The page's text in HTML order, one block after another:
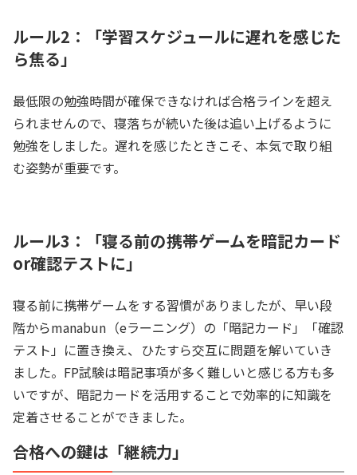
ルール2：「学習スケジュールに遅れを感じた
ら焦る」
最低限の勉強時間が確保できなければ合格ラインを超え
られませんので、寝落ちが続いた後は追い上げるように
勉強をしました。遅れを感じたときこそ、本気で取り組
む姿勢が重要です。
ルール3：「寝る前の携帯ゲームを暗記カード
or確認テストに」
寝る前に携帯ゲームをする習慣がありましたが、早い段
階からmanabun（eラーニング）の「暗記カード」「確認
テスト」に置き換え、ひたすら交互に問題を解いていき
ました。FP試験は暗記事項が多く難しいと感じる方も多
いですが、暗記カードを活用することで効率的に知識を
定着させることができました。
合格への鍵は「継続力」